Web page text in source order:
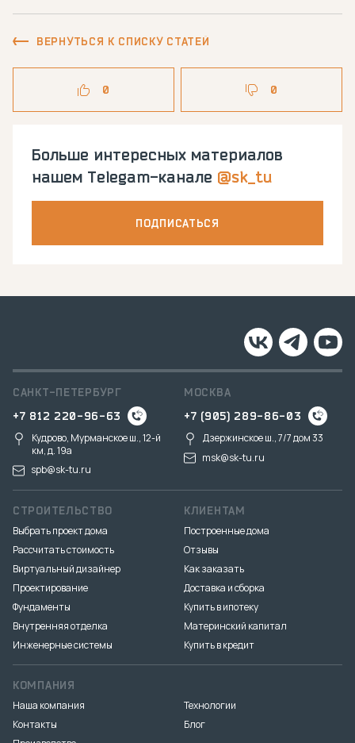
ВЕРНУТЬСЯ К СПИСКУ СТАТЕЙ
0 0
Больше интересных материалов
нашем Telegam-канале @sk_tu
ПОДПИСАТЬСЯ
САНКТ-ПЕТЕРБУРГ
+7 812 220-96-63
Кудрово, Мурманское ш., 12-й
км, д. 19a
spb@sk-tu.ru
МОСКВА
+7 (905) 289-86-03
Дзержинское ш., 7/7 дом 33
msk@sk-tu.ru
СТРОИТЕЛЬСТВО
Выбрать проект дома
Рассчитать стоимость
Виртуальный дизайнер
Проектирование
Фундаменты
Внутренняя отделка
Инженерные системы
КЛИЕНТАМ
Построенные дома
Отзывы
Как заказать
Доставка и сборка
Купить в ипотеку
Материнский капитал
Купить в кредит
КОМПАНИЯ
Наша компания
Контакты
Технологии
Блог